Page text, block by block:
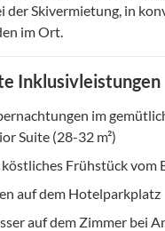
der Skivermietung, in
im Ort.
Inklusivleistungen
im
Suite (28-32 m²)
Frühstück vom
auf dem Hotelparkplatz
auf dem Zimmer bei